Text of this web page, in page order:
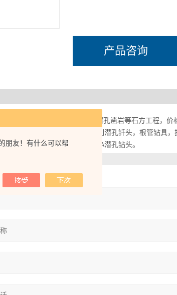
朋友！有什么可以帮
产品咨询
口径的标准钎头，广泛应用于潜孔凿岩等石方工程，
齿175潜孔钻头。科瑞凿岩系列潜孔钎头，根管钻具
钻头 硬质合金矿用90B，115A潜孔钻头。
，填写下表直接与厂家联系：